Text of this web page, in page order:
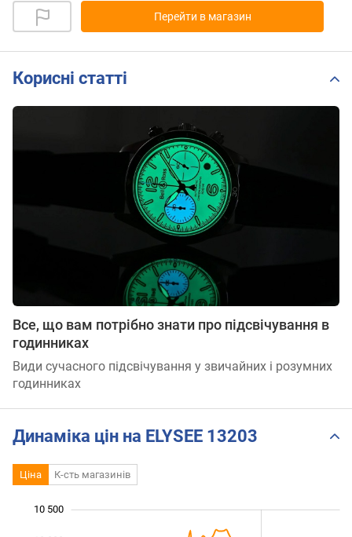
Перейти в магазин
Корисні статті
Все, що вам потрібно знати про підсвічування в
годинниках
Види сучасного підсвічування у звичайних і розумних
годинниках
Динаміка цін на ELYSEE 13203
Ціна К-сть магазинів
10 500